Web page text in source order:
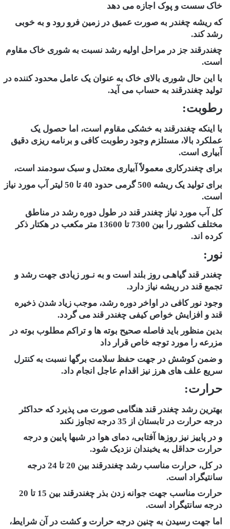
خاک سست و پوک اجازه می دهد
که ریشه چغندر به صورت عمیق در زمین فرو رود و به خوبی
رشد کند.
چغندرقند جز در مراحل اولیه رشد نسبت به شوری خاک مقاوم
است.
با این حال شوری بالای خاک به عنوان یک عامل محدود کننده در
تولید چغندرقند به حساب می آید.
رطوبت:
با اینکه چغندرقند به خشکی مقاوم است، اما حصول یک
عملکرد بالا، مستلزم وجود رطوبت کافی و برنامه ریزی دقیق
آبیاری است.
برای چغندرکاری معمولاً آبیاری معتدل و سبک سودمند است،
برای تولید یک ریشه 500 گرمی حدود 40 تا 50 لیتر آب مورد نیاز
است.
کل آب مورد نیاز چغندر قند در طول دوره رشد در مناطق
مختلف کشور را بین 7300 تا 13600 متر مکعب در هکتار ذکر
کرده اند.
نور:
چغندر قند گیاهـی روز بلند است و به نـور زیادی جهت رشد و
تجمع قند در ریشه نیاز دارد.
وجود نور کافی در اواخر دوره رشد، موجب زیاد شدن ذخیره
قند و افزایش خواص کیفی چغندر قند می گردد.
بدین منظور باید فاصله صحیح بوته ها و تراکم مطلوب بوته در
مزرعه را مورد توجه خاص قرار داد
و ضمن کوشش در جهت حفظ سلامت برگها نسبت به کنترل
سریع علف های هرز نیز اقدام عاجل انجام داد.
حرارت:
بهترین رشد چغندر قند هنگامی صورت می پذیرد که حداکثر
درجه حرارت در تابستان از 35 درجه تجاوز نکند
و در پاییز نیز روزها آفتابی، دمای هوا در شبها پایین و درجه
حرارت حداقل به یخبندان نزدیک شود.
در کل، حرارت مناسب رشد چغندرقند بین 20 تا 24 درجه
سانتیگراد است.
حرارت مناسب جهت جوانه زدن بذر چغندرقند بین 15 تا 20
درجه سانتیگراد است.
اما جهت رسیدن به چنین درجه حرارت و کشت در آن شرایط،